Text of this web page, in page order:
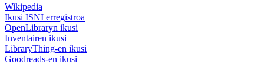
Wikipedia
Ikusi ISNI erregistroa
OpenLibraryn ikusi
Inventairen ikusi
LibraryThing-en ikusi
Goodreads-en ikusi